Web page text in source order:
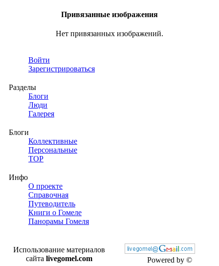
Привязанные изображения
Нет привязанных изображений.
Войти
Зарегистрироваться
Разделы
Блоги
Люди
Галерея
Блоги
Коллективные
Персональные
TOP
Инфо
О проекте
Справочная
Путеводитель
Книги о Гомеле
Панорамы Гомеля
Powered by ©
Использование материалов
сайта livegomel.com